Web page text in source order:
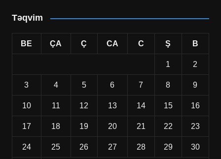
Təqvim
BE ÇA Ç CA C Ş B
1 2
3 4 5 6 7 8 9
10 11 12 13 14 15 16
17 18 19 20 21 22 23
24 25 26 27 28 29 30